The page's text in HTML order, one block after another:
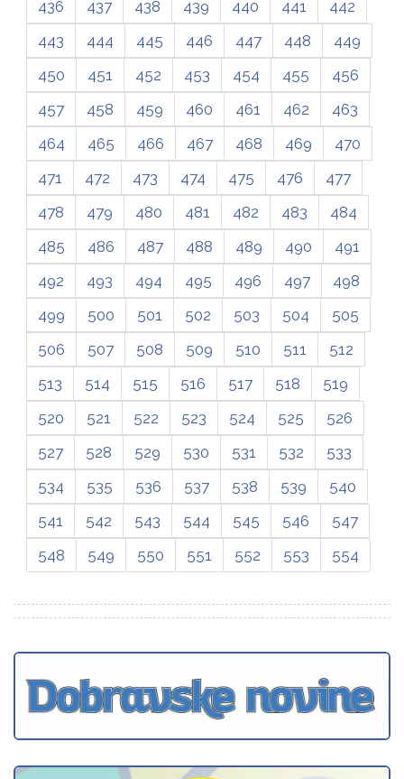
436 437 438 439 440 441
442
443
444 445 446 447 448
449
450
451 452 453 454 455
456
457
458 459 460 461 462
463
464
465 466 467 468 469
470
471
472 473 474 475 476
477
478
479 480 481 482 483
484
485
486 487 488 489 490
491
492
493 494 495 496 497
498
499
500 501 502 503 504
505
506
507 508 509 510 511
512
513
514 515 516 517 518
519
520
521 522 523 524 525
526
527
528 529 530 531 532
533
534
535 536 537 538 539
540
541
542 543 544 545 546
547
548
549 550 551 552 553 554